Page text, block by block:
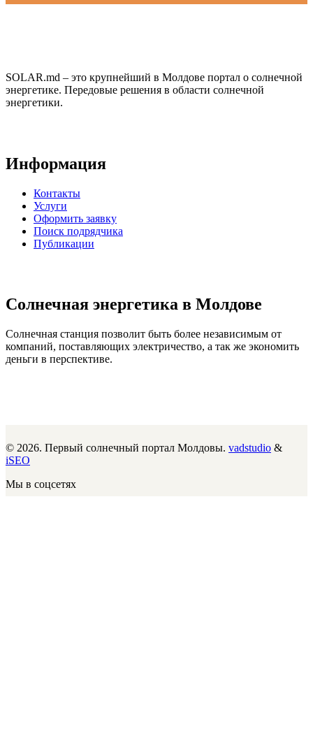
SOLAR.md – это крупнейший в Молдове портал о солнечной
энергетике. Передовые решения в области солнечной
энергетики.
Информация
Контакты
Услуги
Оформить заявку
Поиск подрядчика
Публикации
Солнечная энергетика в Молдове
Солнечная станция позволит быть более независимым от
компаний, поставляющих электричество, а так же экономить
деньги в перспективе.
© 2026. Первый солнечный портал Молдовы. vadstudio &
iSEO
Мы в соцсетях